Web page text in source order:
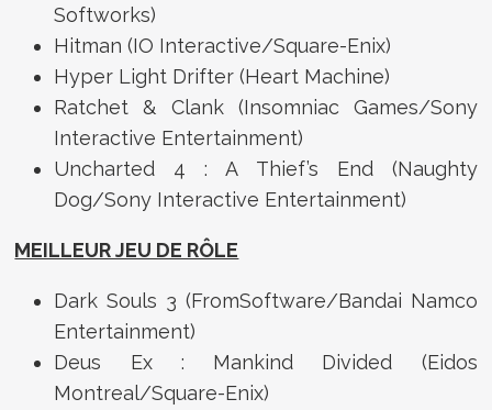
Softworks)
Hitman (IO Interactive/Square-Enix)
Hyper Light Drifter (Heart Machine)
Ratchet & Clank (Insomniac Games/Sony
Interactive Entertainment)
Uncharted 4 : A Thief’s End (Naughty
Dog/Sony Interactive Entertainment)
MEILLEUR JEU DE RÔLE
Dark Souls 3 (FromSoftware/Bandai Namco
Entertainment)
Deus Ex : Mankind Divided (Eidos
Montreal/Square-Enix)